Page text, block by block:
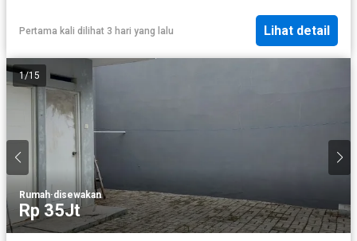
Pertama kali dilihat 3 hari yang lalu Lihat detail
1/15
Rumah·disewakan
Rp 35Jt